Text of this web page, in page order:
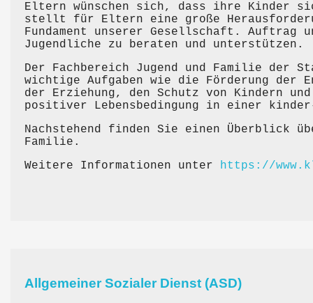
Eltern wünschen sich, dass ihre Kinder
stellt für Eltern eine große
Fundament unserer Gesellschaft.
Jugendliche zu beraten und unterstützen.
Der Fachbereich Jugend und Familie der
wichtige Aufgaben wie die Förderung der
der Erziehung, den Schutz von Kindern
positiver Lebensbedingung in einer
Nachstehend finden Sie einen Überblick
Familie.
Weitere Informationen unter https://
Allgemeiner Sozialer Dienst (ASD)